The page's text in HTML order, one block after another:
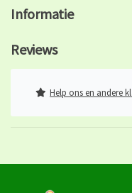
Informatie
Reviews
Help ons en andere